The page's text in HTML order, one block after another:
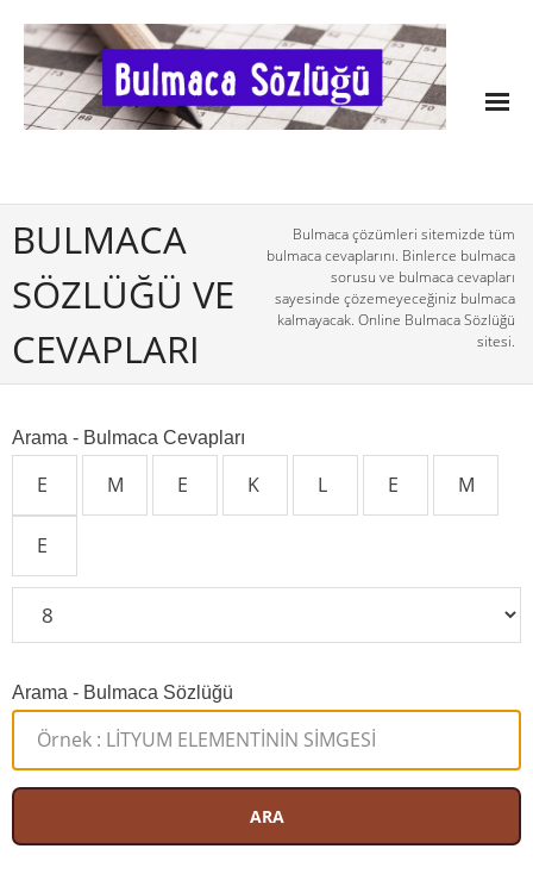
BULMACA
SÖZLÜĞÜ VE
CEVAPLARI
Bulmaca çözümleri sitemizde tüm
bulmaca cevaplarını. Binlerce bulmaca
sorusu ve bulmaca cevapları
sayesinde çözemeyeceğiniz bulmaca
kalmayacak. Online Bulmaca Sözlüğü
sitesi.
Arama - Bulmaca Cevapları
Arama - Bulmaca Sözlüğü
ARA